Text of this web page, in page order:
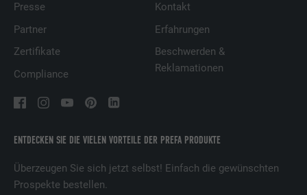
ENTDECKEN SIE DIE VIELEN VORTEILE DER PREFA PRODUKTE
Überzeugen Sie sich jetzt selbst! Einfach die gewünschten
Prospekte bestellen.
Presse
Partner
Zertifikate
Compliance
Kontakt
Erfahrungen
Beschwerden &
Reklamationen